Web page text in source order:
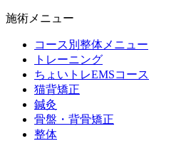
施術メニュー
コース別整体メニュー
トレーニング
ちょいトレEMSコース
猫背矯正
鍼灸
骨盤・背骨矯正
整体